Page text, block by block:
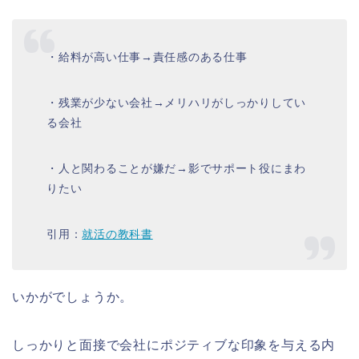
・給料が高い仕事→責任感のある仕事
・残業が少ない会社→メリハリがしっかりしてい
る会社
・人と関わることが嫌だ→影でサポート役にまわ
りたい
引用：就活の教科書
いかがでしょうか。
しっかりと面接で会社にポジティブな印象を与える内